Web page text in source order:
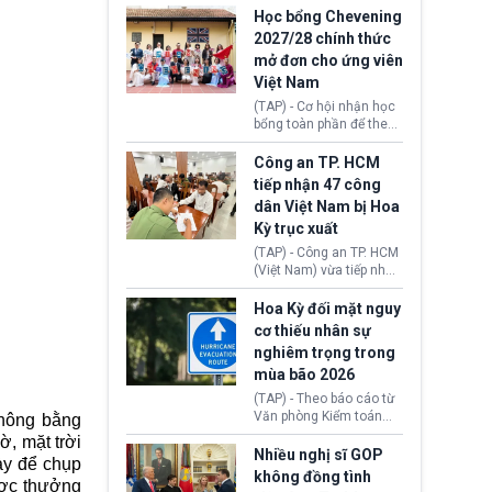
bằng
mặt trời
để chụp
thưởng
thi Thỏa thuận Rút khỏi
Liên minh châu Âu
(Withdrawal
Agreement).
Iran nhằm mở lại eo biển
Hormuz, mở đường cho
việc khôi phục hoạt
động hàng hải. Những
tín hiệu ngoại giao tích
cực này lập tức tác động
đến thị trường năng
lượng, kéo giá dầu thế
giới lùi sâu xuống dưới
mức 80 USD/thùng.
Học bổng Chevening
2027/28 chính thức
mở đơn cho ứng viên
Việt Nam
(TAP) - Cơ hội nhận học
bổng toàn phần để theo
học chương trình thạc sĩ
tại Vương quốc Anh đã
chính thức quay trở lại.
Học bổng Chevening
2027/28 của Chính phủ
Anh vừa mở cổng ứng
tuyển dành riêng ứng
viên Việt Nam, hỗ trợ
toàn bộ chi phí học tập
cùng nhiều quyền lợi
trong suốt một năm
học.
Công an TP. HCM
tiếp nhận 47 công
dân Việt Nam bị Hoa
Kỳ trục xuất
(TAP) - Công an TP. HCM
(Việt Nam) vừa tiếp nhận
47 công dân Việt Nam bị
Hoa Kỳ trục xuất về
nước. Đây là đợt có số
lượng lớn nhất từ đầu
năm 2026 đến nay, phản
ánh xu hướng gia tăng
các trường hợp trục
xuất.
Hoa Kỳ đối mặt nguy
cơ thiếu nhân sự
nghiêm trọng trong
mùa bão 2026
(TAP) - Theo báo cáo từ
Văn phòng Kiểm toán
Chính phủ (GAO), Cơ
quan Quản lý Khẩn cấp
Liên bang (FEMA) thuộc
Bộ An ninh Nội địa Hoa
Nhiều nghị sĩ GOP
không đồng tình